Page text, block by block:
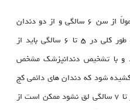
افتادن دندان‌ های شیری کودکان معمولاً از سن ۶ سالگی و از دو دندان
جلویی بالا و پایین شروع می‌شود. به طور کلی در ۵ تا ۶ سالگی باید از
و با تشخیص دندانپزشک مشخص
شود که دندان‌ های دائمی کج
درنیاید. دقت شود، دندان شیری اگر تا ۷ سالگی لق نشود ممکن است از